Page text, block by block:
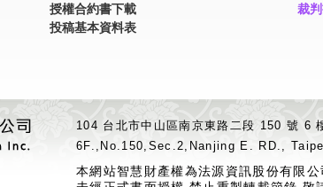
授權合約書下載
投稿基本資料表
裁
104 台北市中山區南京東路二段 150 號 6
6F.,No.150,Sec.2,Nanjing E. RD.,
本網站智慧財產權為法源資訊股份有限公